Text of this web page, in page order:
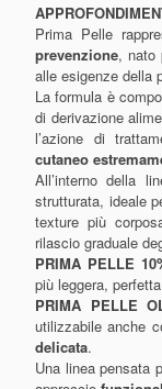
Prima Pelle
prevenzione, nato
alle esigenze della
La formula è
di derivazione
l’azione di
cutaneo
All’interno della
strutturata, ideale
texture più
rilascio graduale
PRIMA PELLE
più leggera,
PRIMA PELLE
utilizzabile anche
delicata.
Una linea pensata